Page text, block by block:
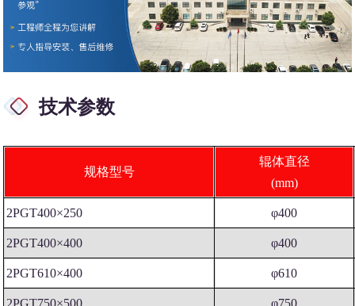
技术参数
规格型号
辊体直径
(mm)
2PGT400×250 φ400
2PGT400×400 φ400
2PGT610×400 φ610
2PGT750×500 φ750